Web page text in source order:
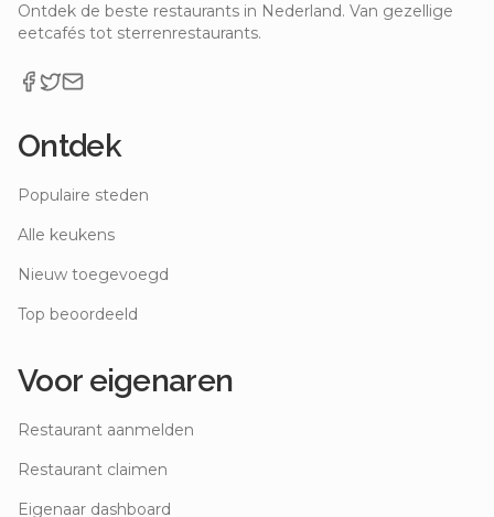
Ontdek de beste restaurants in Nederland. Van gezellige
eetcafés tot sterrenrestaurants.
Ontdek
Populaire steden
Alle keukens
Nieuw toegevoegd
Top beoordeeld
Voor eigenaren
Restaurant aanmelden
Restaurant claimen
Eigenaar dashboard